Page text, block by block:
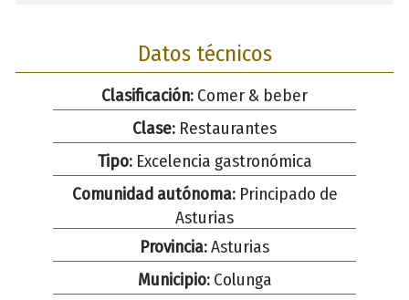
Datos técnicos
Clasificación: Comer & beber
Clase: Restaurantes
Tipo:Excelencia gastronómica
Comunidad autónoma:Principado de
Asturias
Provincia:Asturias
Municipio:Colunga